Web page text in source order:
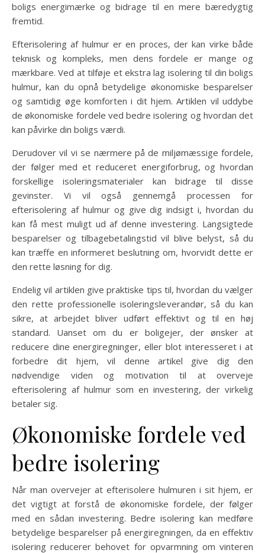
boligs energimærke og bidrage til en mere bæredygtig
fremtid.
Efterisolering af hulmur er en proces, der kan virke både
teknisk og kompleks, men dens fordele er mange og
mærkbare. Ved at tilføje et ekstra lag isolering til din boligs
hulmur, kan du opnå betydelige økonomiske besparelser
og samtidig øge komforten i dit hjem. Artiklen vil uddybe
de økonomiske fordele ved bedre isolering og hvordan det
kan påvirke din boligs værdi.
Derudover vil vi se nærmere på de miljømæssige fordele,
der følger med et reduceret energiforbrug, og hvordan
forskellige isoleringsmaterialer kan bidrage til disse
gevinster. Vi vil også gennemgå processen for
efterisolering af hulmur og give dig indsigt i, hvordan du
kan få mest muligt ud af denne investering. Langsigtede
besparelser og tilbagebetalingstid vil blive belyst, så du
kan træffe en informeret beslutning om, hvorvidt dette er
den rette løsning for dig.
Endelig vil artiklen give praktiske tips til, hvordan du vælger
den rette professionelle isoleringsleverandør, så du kan
sikre, at arbejdet bliver udført effektivt og til en høj
standard. Uanset om du er boligejer, der ønsker at
reducere dine energiregninger, eller blot interesseret i at
forbedre dit hjem, vil denne artikel give dig den
nødvendige viden og motivation til at overveje
efterisolering af hulmur som en investering, der virkelig
betaler sig.
Økonomiske fordele ved
bedre isolering
Når man overvejer at efterisolere hulmuren i sit hjem, er
det vigtigt at forstå de økonomiske fordele, der følger
med en sådan investering. Bedre isolering kan medføre
betydelige besparelser på energiregningen, da en effektiv
isolering reducerer behovet for opvarmning om vinteren